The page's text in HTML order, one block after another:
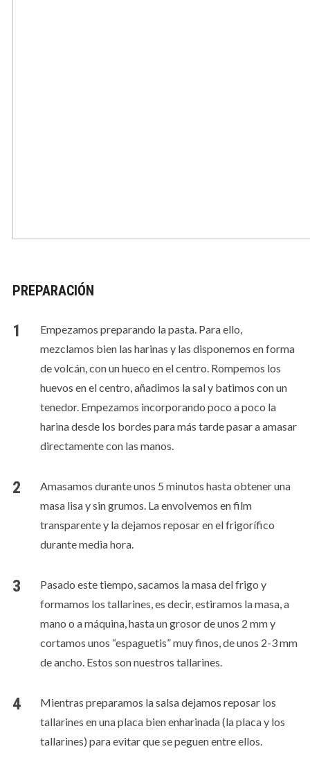
PREPARACIÓN
Empezamos preparando la pasta. Para ello,
mezclamos bien las harinas y las disponemos en forma
de volcán, con un hueco en el centro. Rompemos los
huevos en el centro, añadimos la sal y batimos con un
tenedor. Empezamos incorporando poco a poco la
harina desde los bordes para más tarde pasar a amasar
directamente con las manos.
Amasamos durante unos 5 minutos hasta obtener una
masa lisa y sin grumos. La envolvemos en film
transparente y la dejamos reposar en el frigorífico
durante media hora.
Pasado este tiempo, sacamos la masa del frigo y
formamos los tallarines, es decir, estiramos la masa, a
mano o a máquina, hasta un grosor de unos 2 mm y
cortamos unos “espaguetis” muy finos, de unos 2-3 mm
de ancho. Estos son nuestros tallarines.
Mientras preparamos la salsa dejamos reposar los
tallarines en una placa bien enharinada (la placa y los
tallarines) para evitar que se peguen entre ellos.